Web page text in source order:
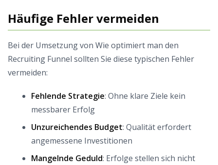
Häufige Fehler vermeiden
Bei der Umsetzung von Wie optimiert man den
Recruiting Funnel sollten Sie diese typischen Fehler
vermeiden:
Fehlende Strategie: Ohne klare Ziele kein
messbarer Erfolg
Unzureichendes Budget: Qualität erfordert
angemessene Investitionen
Mangelnde Geduld: Erfolge stellen sich nicht